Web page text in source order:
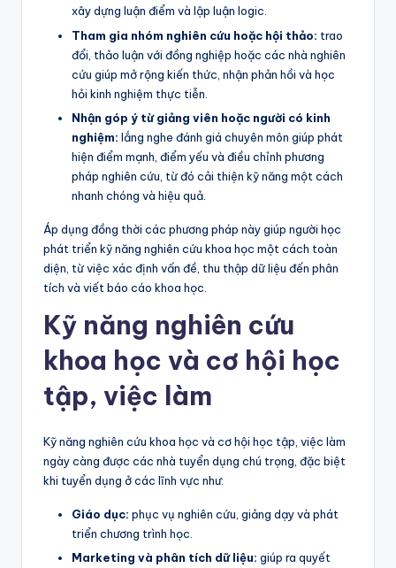
xây dựng luận điểm và lập luận logic.
Tham gia nhóm nghiên cứu hoặc hội thảo: trao
đổi, thảo luận với đồng nghiệp hoặc các nhà nghiên
cứu giúp mở rộng kiến thức, nhận phản hồi và học
hỏi kinh nghiệm thực tiễn.
Nhận góp ý từ giảng viên hoặc người có kinh
nghiệm: lắng nghe đánh giá chuyên môn giúp phát
hiện điểm mạnh, điểm yếu và điều chỉnh phương
pháp nghiên cứu, từ đó cải thiện kỹ năng một cách
nhanh chóng và hiệu quả.
Áp dụng đồng thời các phương pháp này giúp người học
phát triển kỹ năng nghiên cứu khoa học một cách toàn
diện, từ việc xác định vấn đề, thu thập dữ liệu đến phân
tích và viết báo cáo khoa học.
Kỹ năng nghiên cứu
khoa học và cơ hội học
tập, việc làm
Kỹ năng nghiên cứu khoa học và cơ hội học tập, việc làm
ngày càng được các nhà tuyển dụng chú trọng, đặc biệt
khi tuyển dụng ở các lĩnh vực như:
Giáo dục: phục vụ nghiên cứu, giảng dạy và phát
triển chương trình học.
Marketing và phân tích dữ liệu: giúp ra quyết